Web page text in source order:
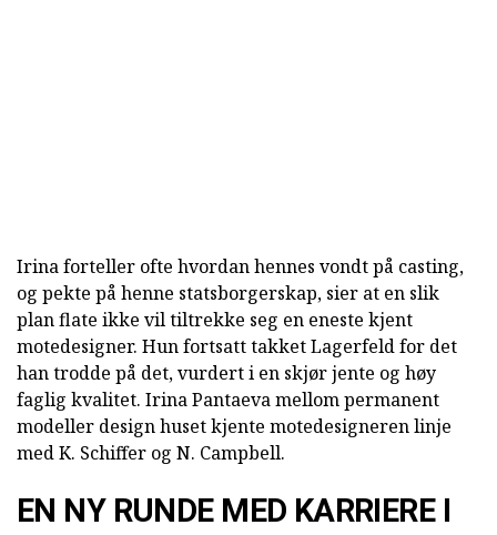
Irina forteller ofte hvordan hennes vondt på casting,
og pekte på henne statsborgerskap, sier at en slik
plan flate ikke vil tiltrekke seg en eneste kjent
motedesigner. Hun fortsatt takket Lagerfeld for det
han trodde på det, vurdert i en skjør jente og høy
faglig kvalitet. Irina Pantaeva mellom permanent
modeller design huset kjente motedesigneren linje
med K. Schiffer og N. Campbell.
EN NY RUNDE MED KARRIERE I